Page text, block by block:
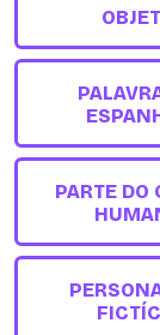
PARTE DO